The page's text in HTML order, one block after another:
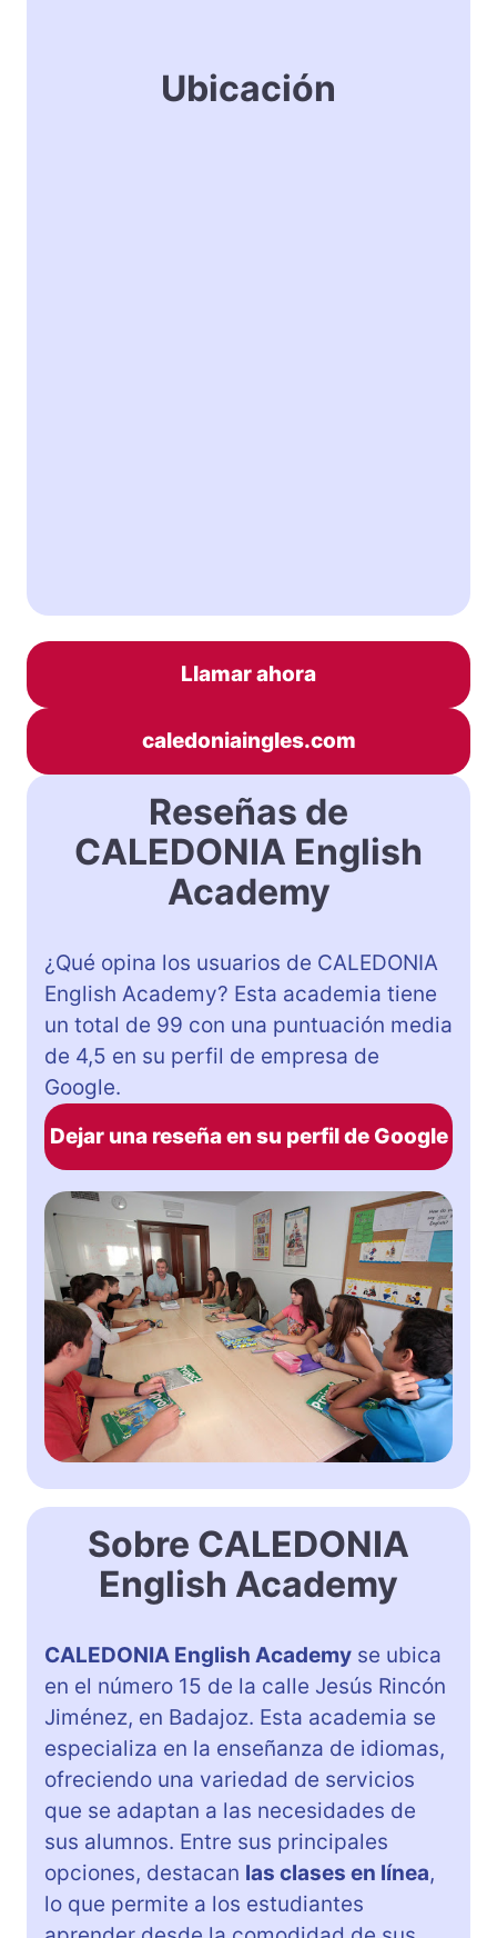
Ubicación
Llamar ahora
caledoniaingles.com
Reseñas de
CALEDONIA English
Academy
¿Qué opina los usuarios de CALEDONIA
English Academy? Esta academia tiene
un total de 99 con una puntuación media
de 4,5 en su perfil de empresa de
Google.
Dejar una reseña en su perfil de Google
Sobre CALEDONIA
English Academy
CALEDONIA English Academy se ubica
en el número 15 de la calle Jesús Rincón
Jiménez, en Badajoz. Esta academia se
especializa en la enseñanza de idiomas,
ofreciendo una variedad de servicios
que se adaptan a las necesidades de
sus alumnos. Entre sus principales
opciones, destacan las clases en línea,
lo que permite a los estudiantes